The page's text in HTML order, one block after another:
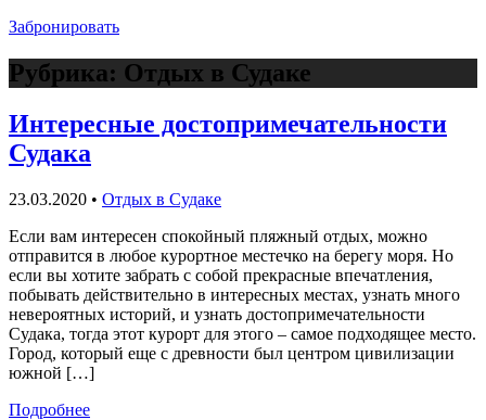
Забронировать
Рубрика: Отдых в Судаке
Интересные достопримечательности
Судака
23.03.2020 • Отдых в Судаке
Если вам интересен спокойный пляжный отдых, можно
отправится в любое курортное местечко на берегу моря. Но
если вы хотите забрать с собой прекрасные впечатления,
побывать действительно в интересных местах, узнать много
невероятных историй, и узнать достопримечательности
Судака, тогда этот курорт для этого – самое подходящее место.
Город, который еще с древности был центром цивилизации
южной […]
Подробнее